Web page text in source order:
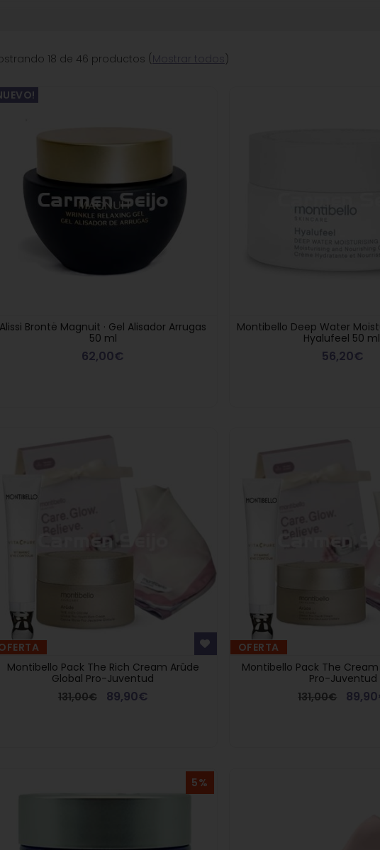
18 de 46 productos (Mostrar todos )
Alissi Brontë Magnuit · Gel Alisador Arrugas
50 ml
62,00€
Montibello Deep Water
Hyalufeel 50
56,20€
Montibello Pack The Rich Cream Arûde
Global Pro-Juventud
131,00€
89,90€
OFERTA
Montibello Pack The
Pro-Juventud
131,00€
5%
superiores a
10% descuento en
compras superiores a